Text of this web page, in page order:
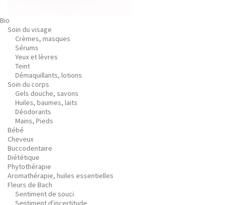
Bio
Soin du visage
Crèmes, masques
Sérums
Yeux et lèvres
Teint
Démaquillants, lotions
Soin du corps
Gels douche, savons
Huiles, baumes, laits
Déodorants
Mains, Pieds
Bébé
Cheveux
Buccodentaire
Diététique
Phytothérapie
Aromathérapie, huiles essentielles
Fleurs de Bach
Sentiment de souci
Sentiment d'incertitude